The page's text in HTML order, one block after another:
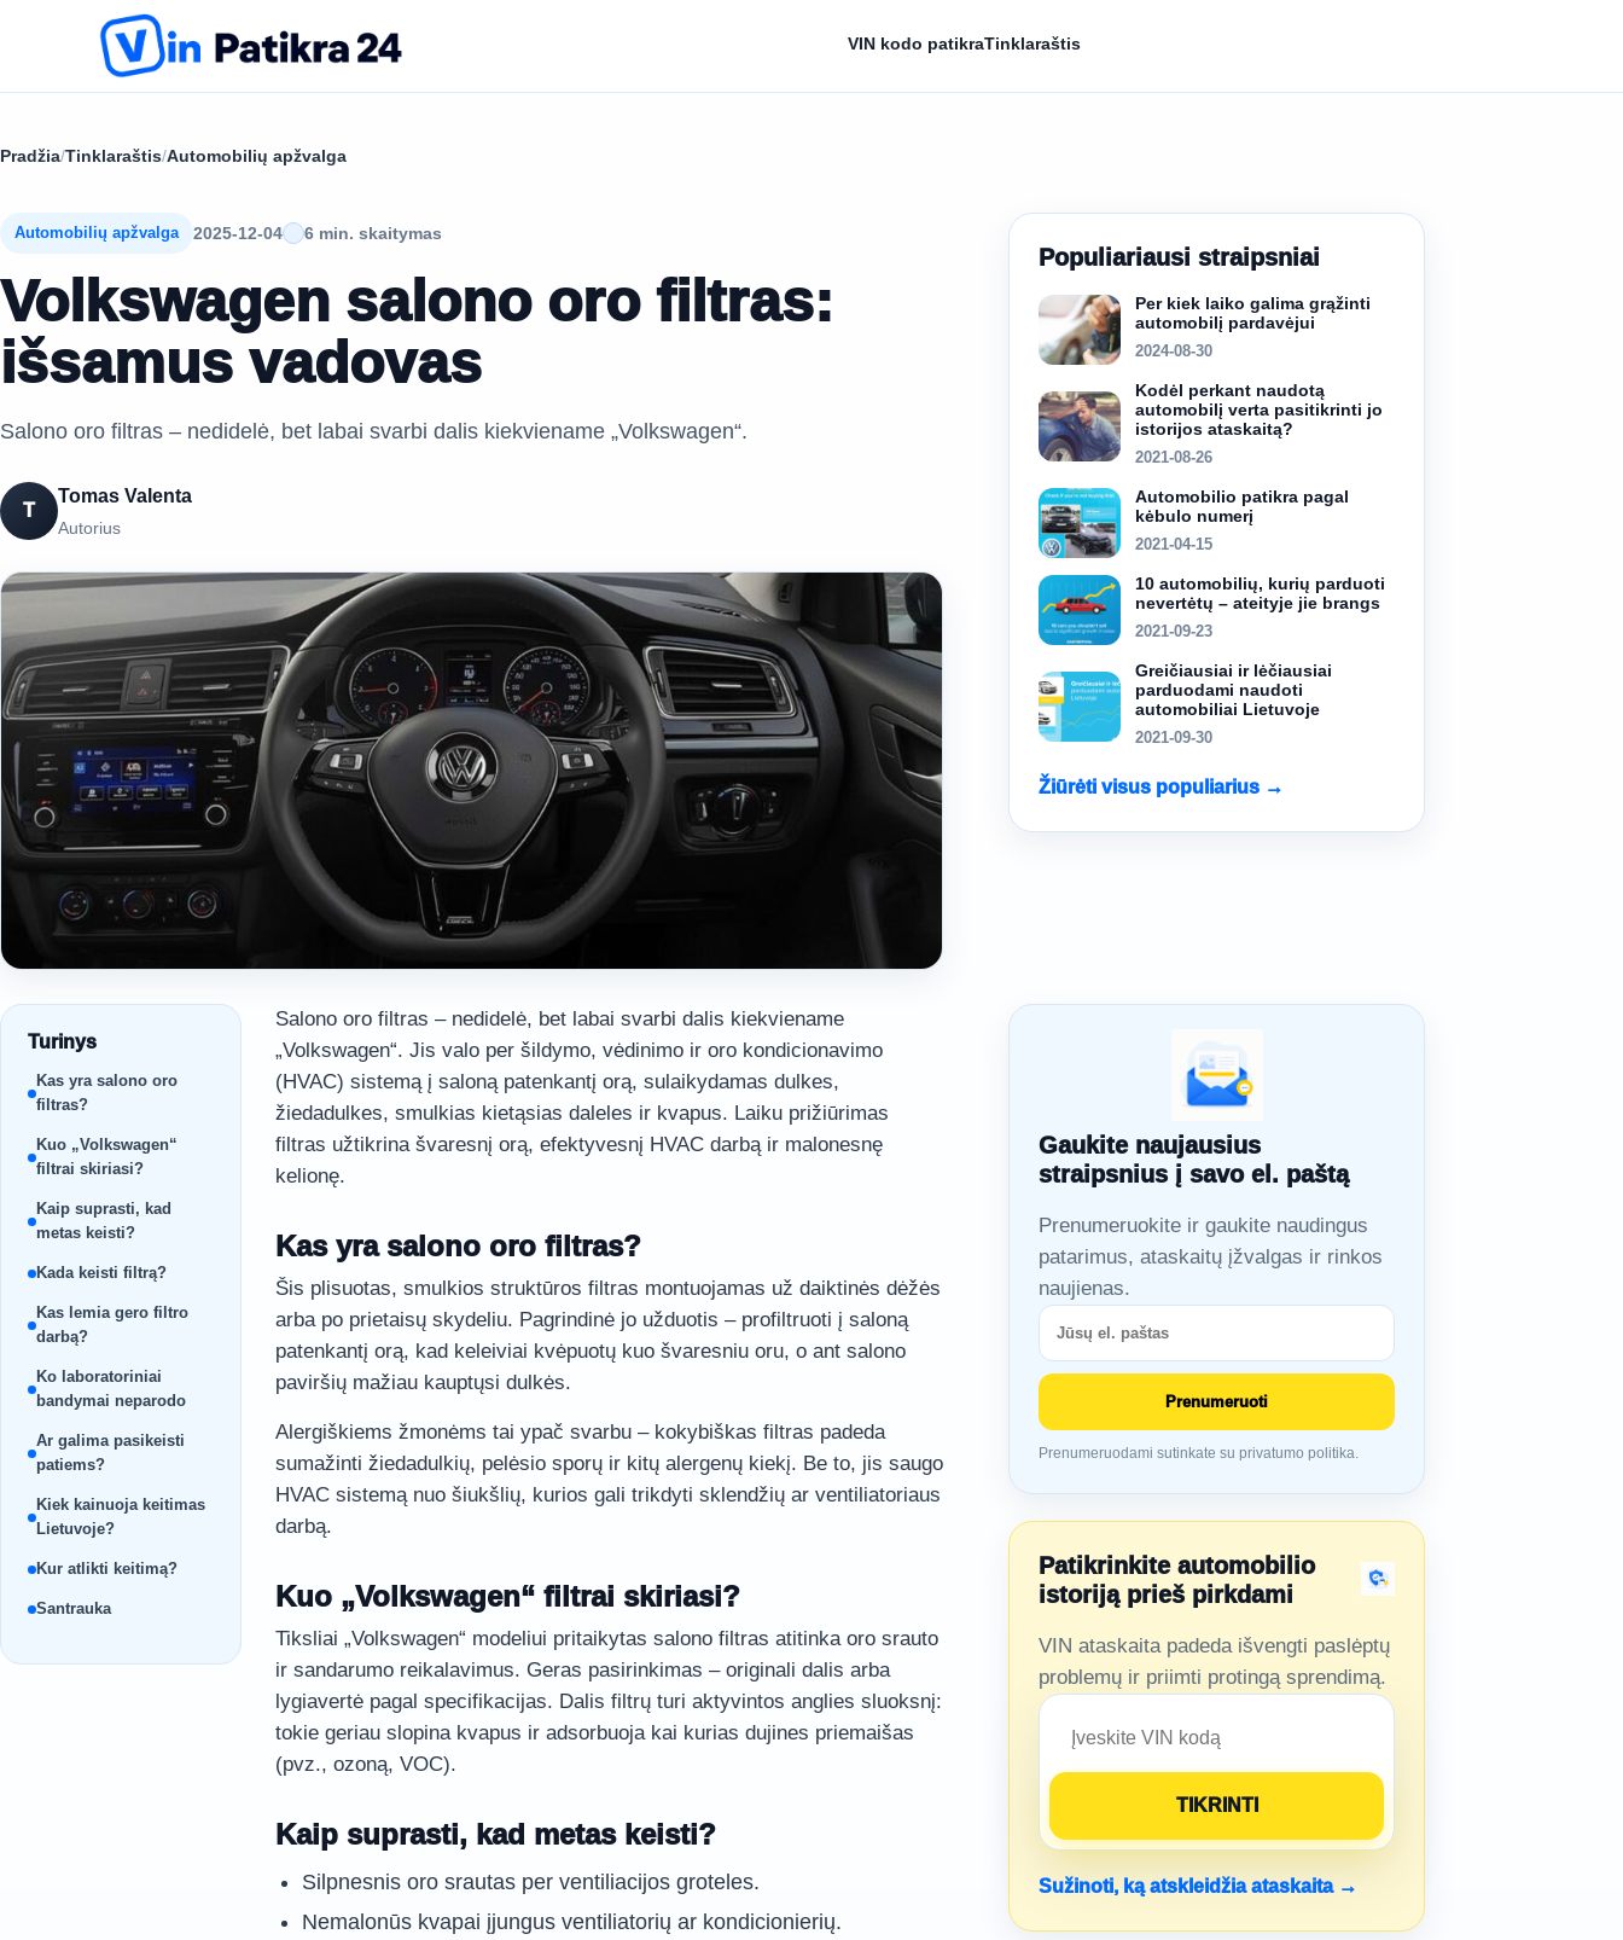
VIN kodo patikraTinklaraštis
Pradžia/Tinklaraštis/Automobilių apžvalga
Automobilių apžvalga 2025-12-04 6 min. skaitymas
Volkswagen salono oro filtras:
išsamus vadovas
Salono oro filtras – nedidelė, bet labai svarbi dalis kiekviename „Volkswagen“.
T
Tomas Valenta
Autorius
Populiariausi straipsniai
Per kiek laiko galima grąžinti
automobilį pardavėjui
2024-08-30
Kodėl perkant naudotą
automobilį verta pasitikrinti jo
istorijos ataskaitą?
2021-08-26
Automobilio patikra pagal
kėbulo numerį
2021-04-15
10 automobilių, kurių parduoti
nevertėtų – ateityje jie brangs
2021-09-23
Greičiausiai ir lėčiausiai
parduodami naudoti
automobiliai Lietuvoje
2021-09-30
Žiūrėti visus populiarius →
Turinys
Kas yra salono oro
filtras?
Kuo „Volkswagen“
filtrai skiriasi?
Kaip suprasti, kad
metas keisti?
Kada keisti filtrą?
Kas lemia gero filtro
darbą?
Ko laboratoriniai
bandymai neparodo
Ar galima pasikeisti
patiems?
Kiek kainuoja keitimas
Lietuvoje?
Kur atlikti keitimą?
Santrauka
Salono oro filtras – nedidelė, bet labai svarbi dalis kiekviename
„Volkswagen“. Jis valo per šildymo, vėdinimo ir oro kondicionavimo
(HVAC) sistemą į saloną patenkantį orą, sulaikydamas dulkes,
žiedadulkes, smulkias kietąsias daleles ir kvapus. Laiku prižiūrimas
filtras užtikrina švaresnį orą, efektyvesnį HVAC darbą ir malonesnę
kelionę.
Kas yra salono oro filtras?
Šis plisuotas, smulkios struktūros filtras montuojamas už daiktinės dėžės
arba po prietaisų skydeliu. Pagrindinė jo užduotis – profiltruoti į saloną
patenkantį orą, kad keleiviai kvėpuotų kuo švaresniu oru, o ant salono
paviršių mažiau kauptųsi dulkės.
Alergiškiems žmonėms tai ypač svarbu – kokybiškas filtras padeda
sumažinti žiedadulkių, pelėsio sporų ir kitų alergenų kiekį. Be to, jis saugo
HVAC sistemą nuo šiukšlių, kurios gali trikdyti sklendžių ar ventiliatoriaus
darbą.
Kuo „Volkswagen“ filtrai skiriasi?
Tiksliai „Volkswagen“ modeliui pritaikytas salono filtras atitinka oro srauto
ir sandarumo reikalavimus. Geras pasirinkimas – originali dalis arba
lygiavertė pagal specifikacijas. Dalis filtrų turi aktyvintos anglies sluoksnį:
tokie geriau slopina kvapus ir adsorbuoja kai kurias dujines priemaišas
(pvz., ozoną, VOC).
Kaip suprasti, kad metas keisti?
Silpnesnis oro srautas per ventiliacijos groteles.
Nemalonūs kvapai įjungus ventiliatorių ar kondicionierių.
Gaukite naujausius
straipsnius į savo el. paštą
Prenumeruokite ir gaukite naudingus
patarimus, ataskaitų įžvalgas ir rinkos
naujienas.
Prenumeruoti
Prenumeruodami sutinkate su privatumo politika.
Patikrinkite automobilio
istoriją prieš pirkdami
VIN ataskaita padeda išvengti paslėptų
problemų ir priimti protingą sprendimą.
Sužinoti, ką atskleidžia ataskaita →